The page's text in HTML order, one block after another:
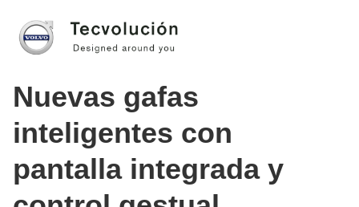
Nuevas gafas
inteligentes con
pantalla integrada y